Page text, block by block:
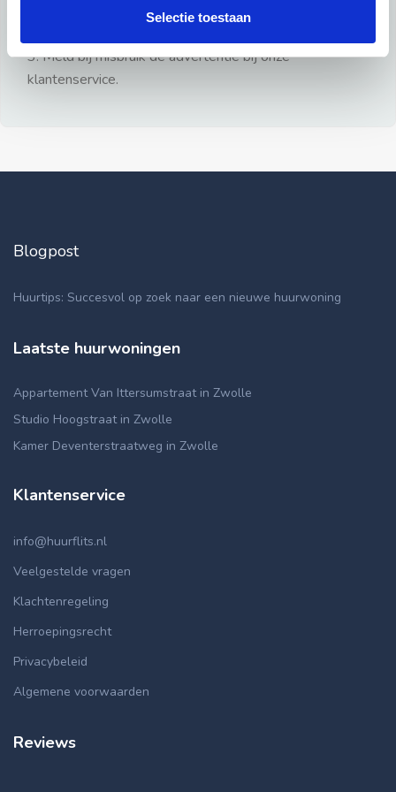
Selectie toestaan
3: Meld bij misbruik de advertentie bij onze
klantenservice.
Blogpost
Huurtips: Succesvol op zoek naar een nieuwe huurwoning
Laatste huurwoningen
Appartement Van Ittersumstraat in Zwolle
Studio Hoogstraat in Zwolle
Kamer Deventerstraatweg in Zwolle
Klantenservice
info@huurflits.nl
Veelgestelde vragen
Klachtenregeling
Herroepingsrecht
Privacybeleid
Algemene voorwaarden
Reviews